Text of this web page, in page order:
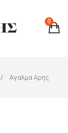
0
Άγαλμα Αρης